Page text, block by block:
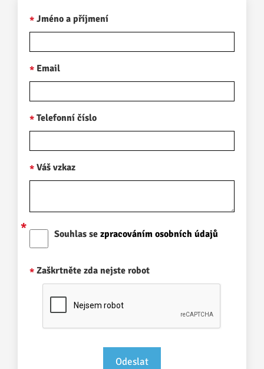
Jméno a příjmení
Email
Telefonní číslo
Váš vzkaz
Souhlas se zpracováním osobních údajů
Zaškrtněte zda nejste robot